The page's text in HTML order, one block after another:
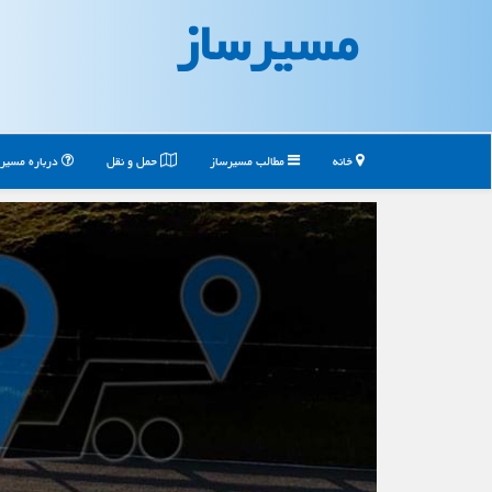
مسیرساز
خانه مطالب مسیرساز حمل و نقل درباره